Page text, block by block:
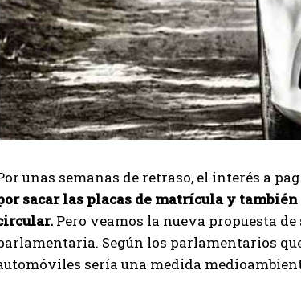
unas semanas de retraso, el interés a
sacar las placas de matrícula y
Pero veamos la nueva propuesta
Según los parlamentarios
sería una medida